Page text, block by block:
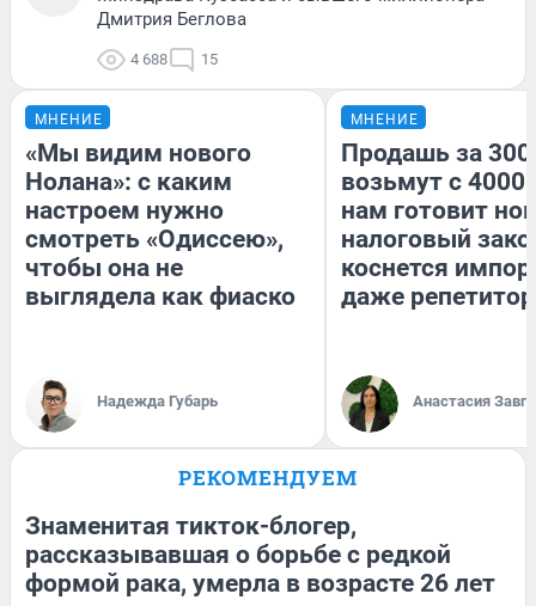
Дмитрия Беглова
4 688 15
МНЕНИЕ
«Мы видим нового
Нолана»: с каким
настроем нужно
смотреть «Одиссею»,
чтобы она не
выглядела как фиаско
Надежда Губарь
МНЕНИЕ
Продашь за
возьмут с
нам готовит
налоговый
коснется
даже
Анастасия
РЕКОМЕНДУЕМ
Знаменитая тикток-блогер,
рассказывавшая о борьбе с редкой
формой рака, умерла в возрасте 26 лет